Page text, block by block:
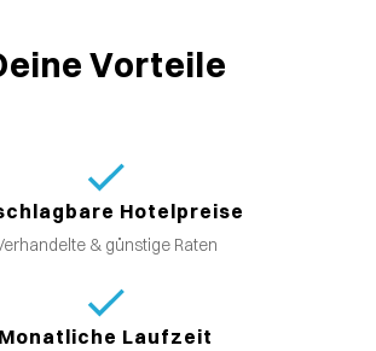
Vorteile
Hotelpreise
& günstige Raten
Monatliche Laufzeit